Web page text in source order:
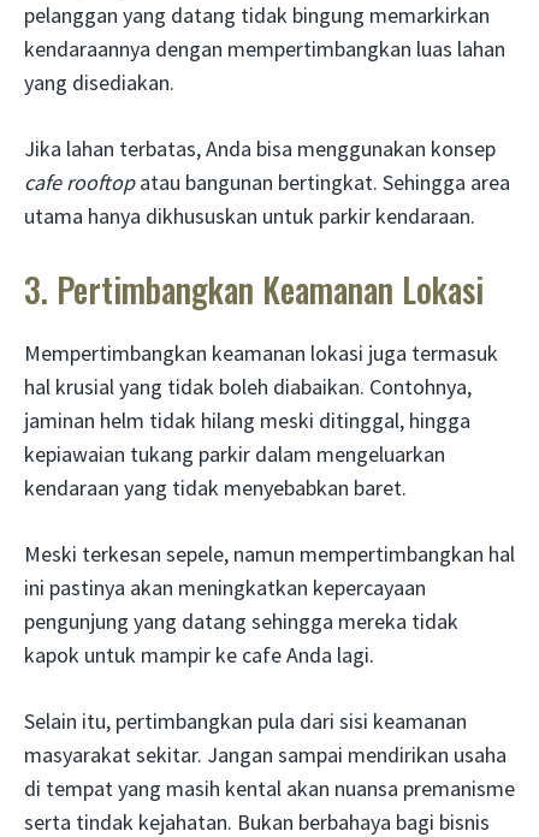
pelanggan yang datang tidak bingung memarkirkan
kendaraannya dengan mempertimbangkan luas lahan
yang disediakan.
Jika lahan terbatas, Anda bisa menggunakan konsep
cafe rooftopatau bangunan bertingkat. Sehingga area
utama hanya dikhususkan untuk parkir kendaraan.
3. Pertimbangkan Keamanan Lokasi
Mempertimbangkan keamanan lokasi juga termasuk
hal krusial yang tidak boleh diabaikan. Contohnya,
jaminan helm tidak hilang meski ditinggal, hingga
kepiawaian tukang parkir dalam mengeluarkan
kendaraan yang tidak menyebabkan baret.
Meski terkesan sepele, namun mempertimbangkan hal
ini pastinya akan meningkatkan kepercayaan
pengunjung yang datang sehingga mereka tidak
kapok untuk mampir ke cafe Anda lagi.
Selain itu, pertimbangkan pula dari sisi keamanan
masyarakat sekitar. Jangan sampai mendirikan usaha
di tempat yang masih kental akan nuansa premanisme
serta tindak kejahatan. Bukan berbahaya bagi bisnis